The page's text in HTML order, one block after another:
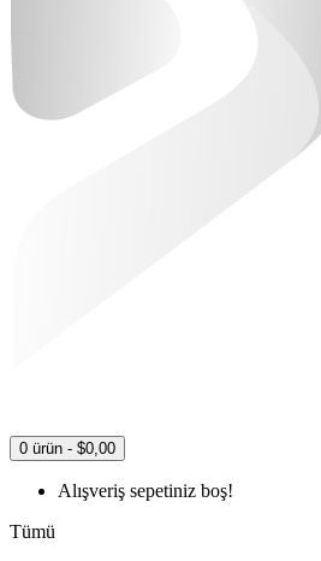
0 ürün - $0,00
Alışveriş sepetiniz boş!
Tümü